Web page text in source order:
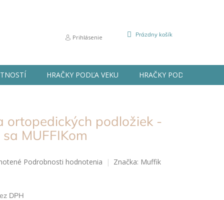
Prihlásenie
NÁKUPNÝ
Prázdny košík
HRAČKY PODĽA VEKU HRAČKY PODĽA
ortopedických podložiek -
MUFFIKom
Podrobnosti hodnotenia Značka: Muffik
DPH